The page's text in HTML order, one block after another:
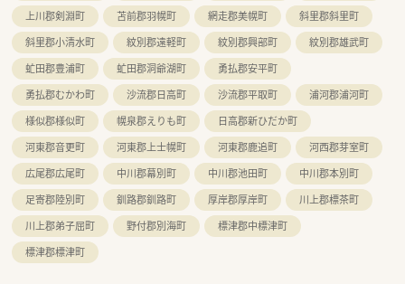
上川郡剣淵町
苫前郡羽幌町 網走郡美幌町
斜里郡斜里町
斜里郡小清水町
紋別郡遠軽町 紋別郡興部町
紋別郡雄武町
虻田郡豊浦町
虻田郡洞爺湖町
勇払郡安平町
勇払郡むかわ町
沙流郡日高町 沙流郡平取町
浦河郡浦河町
様似郡様似町
幌泉郡えりも町
日高郡新ひだか町
河東郡音更町
河東郡上士幌町 河東郡鹿追町
河西郡芽室町
広尾郡広尾町
中川郡幕別町 中川郡池田町
中川郡本別町
足寄郡陸別町
釧路郡釧路町 厚岸郡厚岸町
川上郡標茶町
川上郡弟子屈町
野付郡別海町
標津郡中標津町
標津郡標津町